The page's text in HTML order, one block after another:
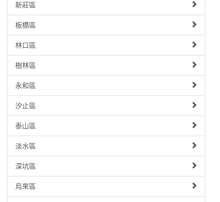
新莊區
板橋區
林口區
樹林區
永和區
汐止區
泰山區
淡水區
深坑區
烏來區